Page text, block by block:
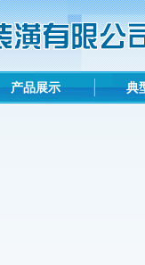
产品展示 典